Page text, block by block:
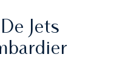
Jets